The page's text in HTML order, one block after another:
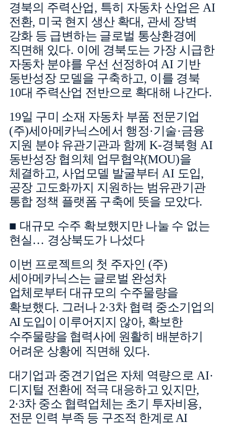
경북의 주력산업, 특히 자동차 산업은 AI
전환, 미국 현지 생산 확대, 관세 장벽
강화 등 급변하는 글로벌 통상환경에
직면해 있다. 이에 경북도는 가장 시급한
자동차 분야를 우선 선정하여 AI 기반
동반성장 모델을 구축하고, 이를 경북
10대 주력산업 전반으로 확대해 나간다.
19일 구미 소재 자동차 부품 전문기업
(주)세아메카닉스에서 행정·기술·금융
지원 분야 유관기관과 함께K-경북형 AI
동반성장 협의체 업무협약(MOU)을
체결하고, 사업모델 발굴부터 AI 도입,
공장 고도화까지 지원하는 범유관기관
통합 정책 플랫폼 구축에 뜻을 모았다.
■ 대규모 수주 확보했지만 나눌 수 없는
현실… 경상북도가 나섰다
이번 프로젝트의 첫 주자인 (주)
세아메카닉스는 글로벌 완성차
업체로부터 대규모의 수주물량을
확보했다. 그러나 2·3차 협력 중소기업의
AI 도입이 이루어지지 않아, 확보한
수주물량을 협력사에 원활히 배분하기
어려운 상황에 직면해 있다.
대기업과 중견기업은 자체 역량으로 AI·
디지털 전환에 적극 대응하고 있지만,
2·3차 중소 협력업체는 초기 투자비용,
전문 인력 부족 등 구조적 한계로 AI